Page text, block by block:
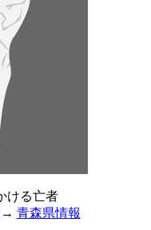
ける亡者
青森県情報